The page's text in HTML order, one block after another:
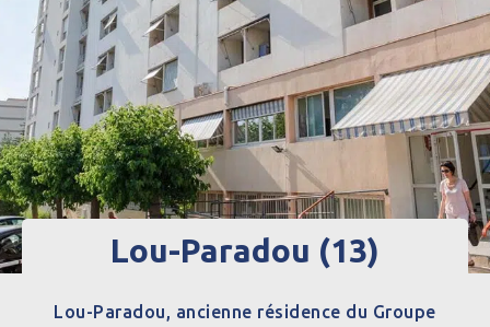
Lou-Paradou (13)
Lou-Paradou, ancienne résidence du Groupe